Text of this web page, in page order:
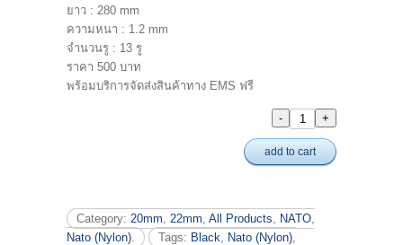
ยาว : 280 mm
ความหนา : 1.2 mm
จำนวนรู : 13 รู
ราคา 500 บาท
พร้อมบริการจัดส่งสินค้าทาง EMS ฟรี
add to cart
Category: 20mm 22mm All Products NATO
Nato (Nylon)
Tags: Black Nato (Nylon)